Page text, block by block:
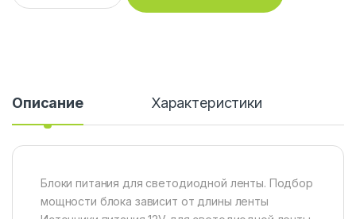
Описание Характеристики
Блоки питания для светодиодной ленты. Подбор
мощности блока зависит от длины ленты